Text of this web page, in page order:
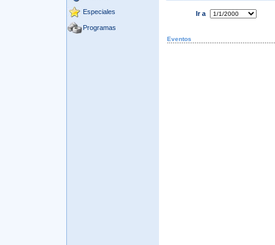
Especiales
Programas
Ir a
Eventos